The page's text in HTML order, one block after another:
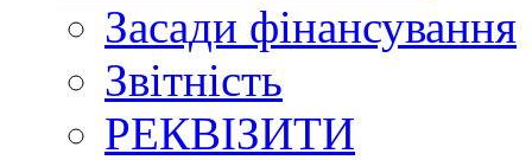
Засади фінансування
Звітність
РЕКВІЗИТИ